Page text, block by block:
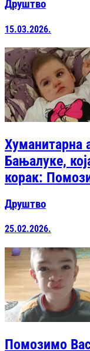
Друштво
15.03.2026.
Хуманитарна
Бањалуке,
корак:
Друштво
25.02.2026.
Помозимо